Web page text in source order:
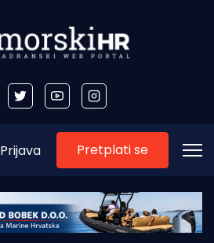
Prijava Pretplati se